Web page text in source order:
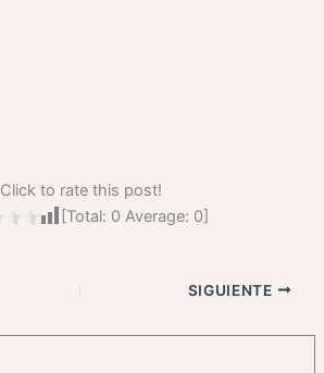
Click to rate this post!
[Total: 0 Average: 0]
SIGUIENTE